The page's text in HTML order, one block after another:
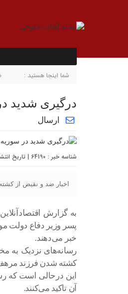
شما اینجا هستید :
درگیری شدید
ارسال
شناسه خبر : 64190 | تاریخ انتشار : 07 مارس 2025 - 7:42 | 142 بازدید | تعداد دیدگاه :
اخبار ضد و نقیض از
به گزارش
پسر وزیر دفاع دولت
خبر می‌دهند.
رسانه‌های نزدیک به
کشته شدن فرزند
این درحالی است که
آن تاکید می‌کنند.